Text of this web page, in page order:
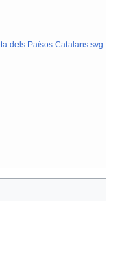
dels Països Catalans.svg